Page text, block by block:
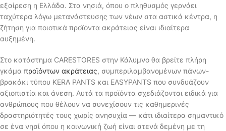
εξαίρεση η Ελλάδα. Στα νησιά, όπου ο πληθυσμός γερνάει
ταχύτερα λόγω μετανάστευσης των νέων στα αστικά κέντρα, η
ζήτηση για ποιοτικά προϊόντα ακράτειας είναι ιδιαίτερα
αυξημένη.
Στο κατάστημα CARESTORES στην Κάλυμνο θα βρείτε πλήρη
γκάμα προϊόντων ακράτειας, συμπεριλαμβανομένων πάνων-
βρακάκι τύπου KERA PANTS και EASYPANTS που συνδυάζουν
αξιοπιστία και άνεση. Αυτά τα προϊόντα σχεδιάζονται ειδικά για
ανθρώπους που θέλουν να συνεχίσουν τις καθημερινές
δραστηριότητές τους χωρίς ανησυχία — κάτι ιδιαίτερα σημαντικό
σε ένα νησί όπου η κοινωνική ζωή είναι στενά δεμένη με τη